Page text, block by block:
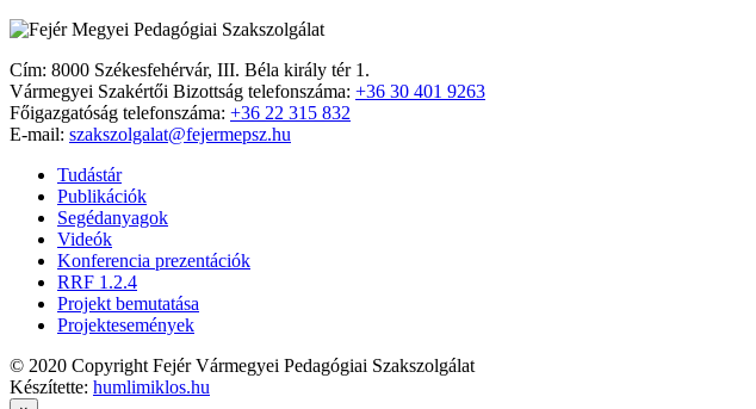
Cím: 8000 Székesfehérvár, III. Béla király tér 1.
Vármegyei Szakértői Bizottság telefonszáma: +36 30 401 9263
Főigazgatóság telefonszáma: +36 22 315 832
E-mail: szakszolgalat@fejermepsz.hu
Tudástár
Publikációk
Segédanyagok
Videók
Konferencia prezentációk
RRF 1.2.4
Projekt bemutatása
Projektesemények
© 2020 Copyright Fejér Vármegyei Pedagógiai Szakszolgálat
Készítette: humlimiklos.hu